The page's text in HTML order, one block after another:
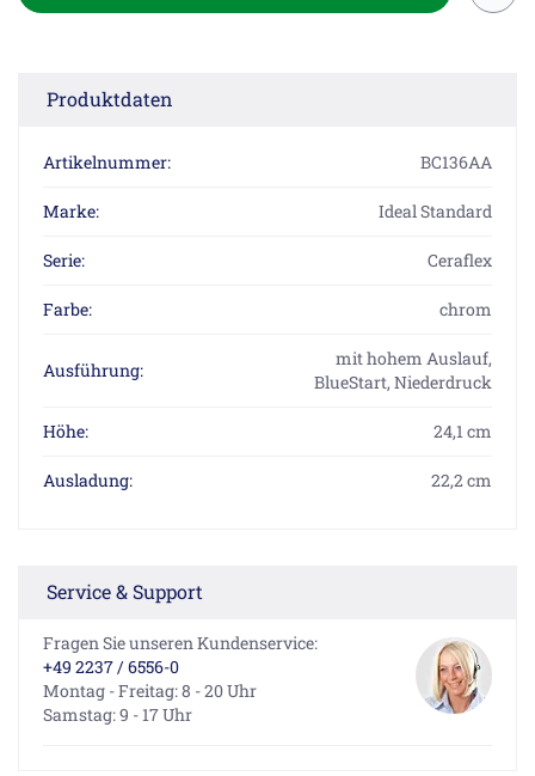
Produktdaten
Artikelnummer: BC136AA
Marke: Ideal Standard
Serie: Ceraflex
Farbe: chrom
Ausführung:
mit hohem Auslauf,
BlueStart, Niederdruck
Höhe: 24,1 cm
Ausladung: 22,2 cm
Service & Support
Fragen Sie unseren Kundenservice:
+49 2237 / 6556-0
Montag - Freitag: 8 - 20 Uhr
Samstag: 9 - 17 Uhr